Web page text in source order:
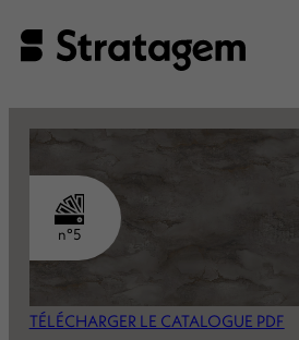
TÉLÉCHARGER LE CATALOGUE PDF
n°5